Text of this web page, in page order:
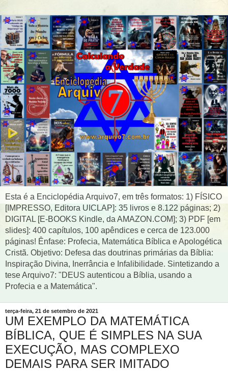
Esta é a Enciclopédia Arquivo7, em três formatos: 1) FÍSICO
[IMPRESSO, Editora UICLAP]: 35 livros e 8.122 páginas; 2)
DIGITAL [E-BOOKS Kindle, da AMAZON.COM]; 3) PDF [em
slides]: 400 capítulos, 100 apêndices e cerca de 123.000
páginas! Ênfase: Profecia, Matemática Bíblica e Apologética
Cristã. Objetivo: Defesa das doutrinas primárias da Bíblia:
Inspiração Divina, Inerrância e Infalibilidade. Sintetizando a
tese Arquivo7: "DEUS autenticou a Bíblia, usando a
Profecia e a Matemática".
terça-feira, 21 de setembro de 2021
UM EXEMPLO DA MATEMÁTICA
BÍBLICA, QUE É SIMPLES NA SUA
EXECUÇÃO, MAS COMPLEXO
DEMAIS PARA SER IMITADO